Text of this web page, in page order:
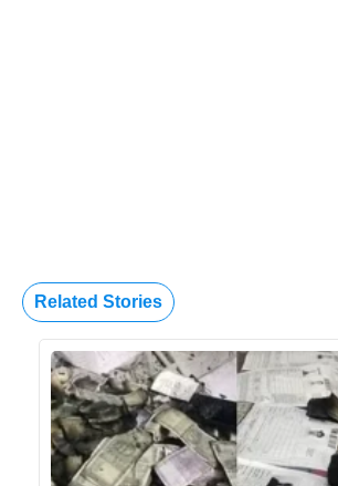
Related Stories